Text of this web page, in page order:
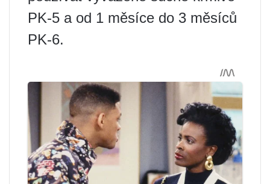
PK-5 a od 1 měsíce do 3 měsíců
PK-6.